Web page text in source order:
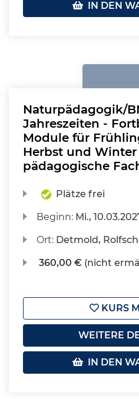
IN DEN
Naturpädagogik/
Jahreszeiten -
Module für
Herbst und
pädagogische
Plätze frei
Beginn: Mi.,
Ort: Detmold,
360,00 € (nicht
KURS
WEITERE
IN DEN